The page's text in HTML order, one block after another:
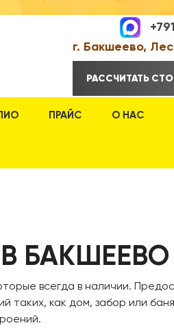
г. Бакшеево,
РАССЧИТАТЬ
ПРАЙС О НАС
БАКШЕЕВО
всегда в наличии.
таких, как дом, забор или